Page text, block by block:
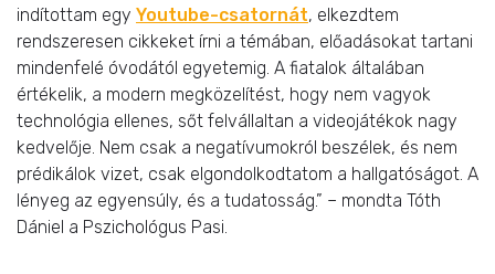
indítottam egy Youtube-csatornát, elkezdtem
rendszeresen cikkeket írni a témában, előadásokat tartani
mindenfelé óvodától egyetemig. A fiatalok általában
értékelik, a modern megközelítést, hogy nem vagyok
technológia ellenes, sőt felvállaltan a videojátékok nagy
kedvelője. Nem csak a negatívumokról beszélek, és nem
prédikálok vizet, csak elgondolkodtatom a hallgatóságot. A
lényeg az egyensúly, és a tudatosság.” – mondta Tóth
Dániel a Pszichológus Pasi.